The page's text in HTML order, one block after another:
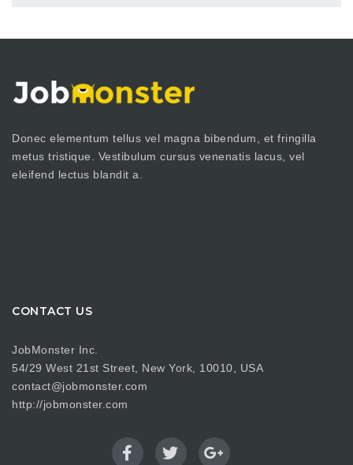
Donec elementum tellus vel magna bibendum, et fringilla
metus tristique. Vestibulum cursus venenatis lacus, vel
eleifend lectus blandit a.
CONTACT US
JobMonster Inc.
54/29 West 21st Street, New York, 10010, USA
contact@jobmonster.com
http://jobmonster.com